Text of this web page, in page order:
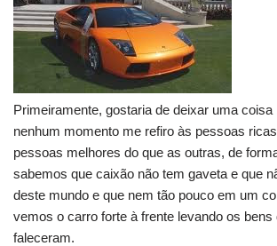
Primeiramente, gostaria de deixar uma coisa
nenhum momento me refiro às pessoas
pessoas melhores do que as outras, de
sabemos que caixão não tem gaveta e que
deste mundo e que nem tão pouco em um
vemos o carro forte à frente levando os
faleceram.